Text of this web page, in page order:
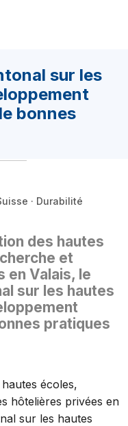
sur les
bonnes
· Durabilité
des hautes
et
en Valais, le
sur les hautes
pratiques
écoles,
hôtelières privées en
sur les hautes